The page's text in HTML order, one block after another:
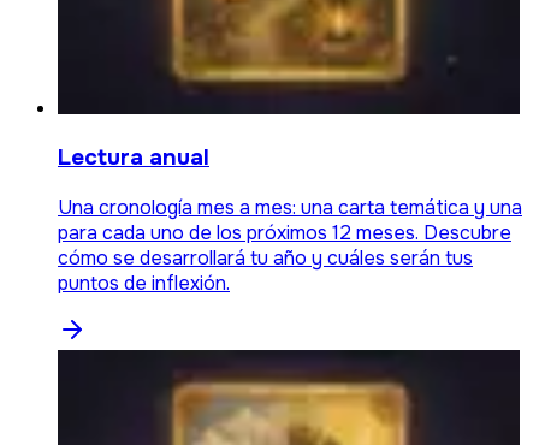
Lectura anual
Una cronología mes a mes: una carta temática y una
para cada uno de los próximos 12 meses. Descubre
cómo se desarrollará tu año y cuáles serán tus
puntos de inflexión.